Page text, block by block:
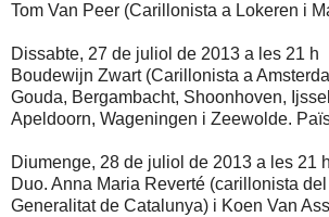
Tom Van Peer (Carillonista a Lokeren i
Dissabte, 27 de juliol de 2013 a les 21 h
Boudewijn Zwart (Carillonista a
Gouda, Bergambacht, Shoonhoven,
Apeldoorn, Wageningen i Zeewolde.
Diumenge, 28 de juliol de 2013 a les 21 h
Duo. Anna Maria Reverté (carillonista
Generalitat de Catalunya) i Koen Van